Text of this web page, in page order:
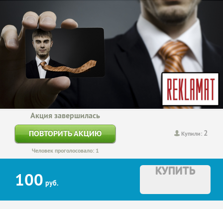
Купили: 2
Акция завершилась
ПОВТОРИТЬ АКЦИЮ
Человек проголосовало: 1
100 руб.
КУПИТЬ